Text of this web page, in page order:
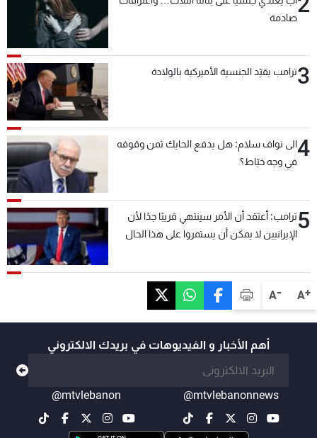
A+
A-
صادمة
3ترامب يقيّد الجنسية الأميركية بالولادة
4الى نواف سلام: هل يدفع الحايك ثمن وقوفه
في وجه خيّاط؟
5ترامب: أعتقد أن الأمر سينتهي قريبًا جدًا لأن
الإيرانيين لا يمكن أن يستمروا على هذا الحال
أهم الأخبار و الفيديوهات في بريدك الالكتروني
@mtvlebanonnews
@mtvlebanon